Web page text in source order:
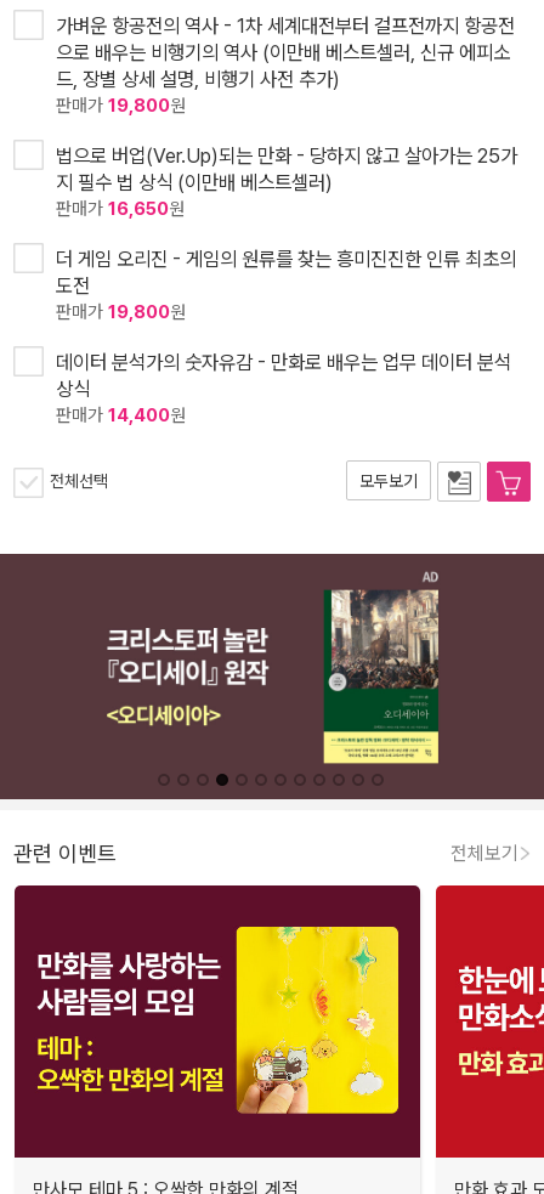
가벼운 항공전의 역사 - 1차 세계대전부터 걸프전까지 항공전
으로 배우는 비행기의 역사 (이만배 베스트셀러, 신규 에피소
드, 장별 상세 설명, 비행기 사전 추가)
판매가 19,800원
법으로 버업(Ver.Up)되는 만화 - 당하지 않고 살아가는 25가
지 필수 법 상식 (이만배 베스트셀러)
판매가 16,650원
더 게임 오리진 - 게임의 원류를 찾는 흥미진진한 인류 최초의
도전
판매가 19,800원
데이터 분석가의 숫자유감 - 만화로 배우는 업무 데이터 분석
상식
판매가 14,400원
전체선택 모두보기
관련 이벤트 전체보기
만사모 테마 5 : 오싹한 만화의 계절 만화 효과